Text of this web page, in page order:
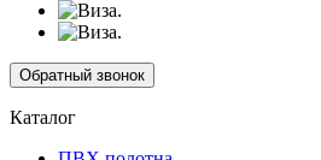
Обратный звонок
Каталог